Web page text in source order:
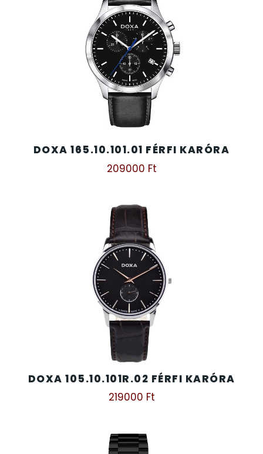
DOXA 165.10.101.01 FÉRFI KARÓRA
209000 Ft
DOXA 105.10.101R.02 FÉRFI KARÓRA
219000 Ft
ZSOLNAY PORCELÁN